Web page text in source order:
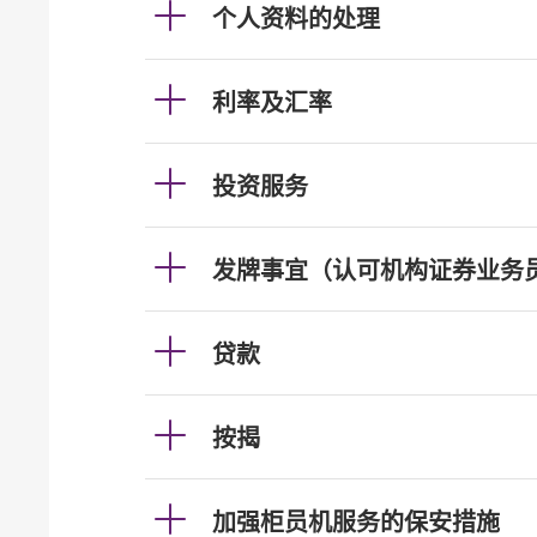
个人资料的处理
利率及汇率
投资服务
发牌事宜（认可机构证券业务
贷款
按揭
加强柜员机服务的保安措施